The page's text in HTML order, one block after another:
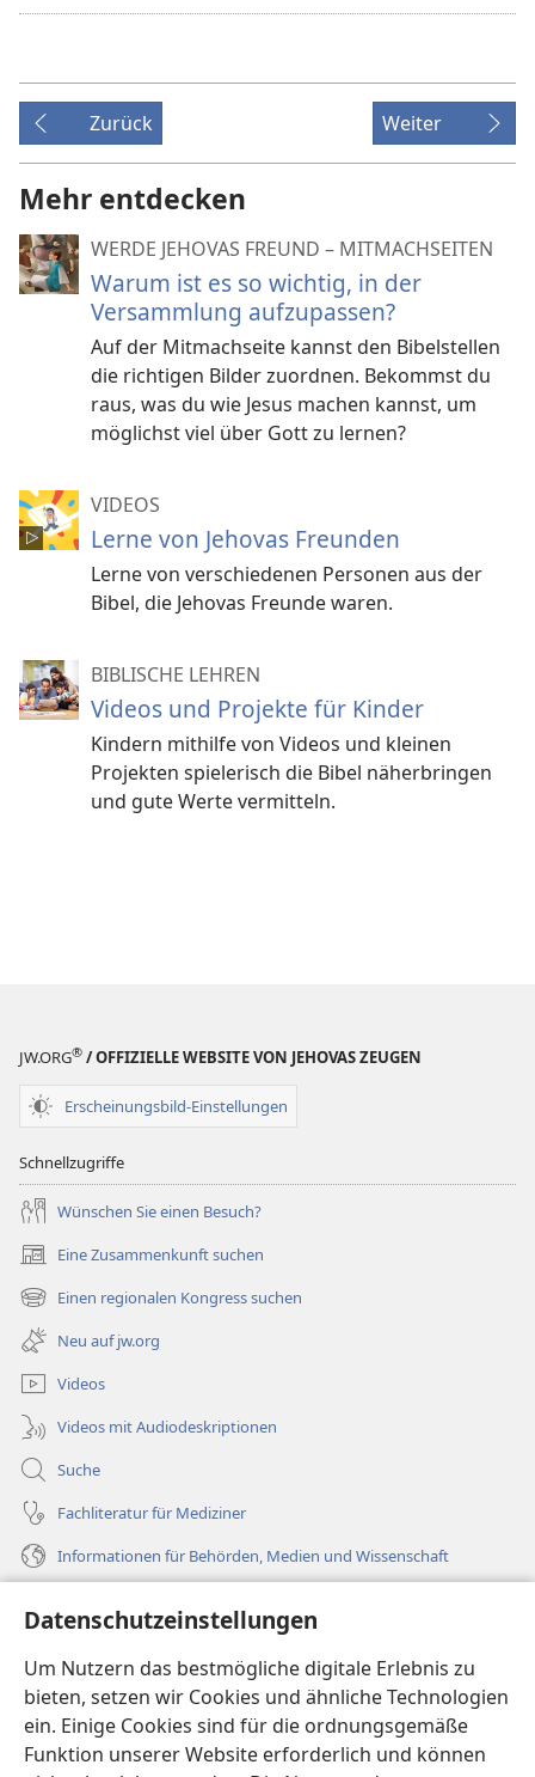
Datenschutzeinstellungen
Um Nutzern das bestmögliche digitale Erlebnis zu
bieten, setzen wir Cookies und ähnliche Technologien
ein. Einige Cookies sind für die ordnungsgemäße
Funktion unserer Website erforderlich und können
für
Zurück Weiter
Mehr entdecken
WERDE JEHOVAS FREUND – MITMACHSEITEN
Warum ist es so wichtig, in der
Versammlung aufzupassen?
Auf der Mitmachseite kannst den Bibelstellen
die richtigen Bilder zuordnen. Bekommst du
raus, was du wie Jesus machen kannst, um
möglichst viel über Gott zu lernen?
VIDEOS
Lerne von Jehovas Freunden
Lerne von verschiedenen Personen aus der
Bibel, die Jehovas Freunde waren.
BIBLISCHE LEHREN
Videos und Projekte für Kinder
Kindern mithilfe von Videos und kleinen
Projekten spielerisch die Bibel näherbringen
und gute Werte vermitteln.
JW.ORG® / OFFIZIELLE WEBSITE VON JEHOVAS ZEUGEN
Erscheinungsbild-Einstellungen
Schnellzugriffe
Wünschen Sie einen Besuch?
Eine Zusammenkunft suchen
(öffnet
neues
Fenster)
Einen regionalen Kongress suchen
(öffnet
neues
Fenster)
Neu auf jw.org
Videos
Videos mit Audiodeskriptionen
Suche
Fachliteratur für Mediziner
Informationen für Behörden, Medien und Wissenschaft
Spenden
(öffnet
neues
Fenster)Wachtturm ONLINE-BIBLIOTHEK
(öffnet
neues
®